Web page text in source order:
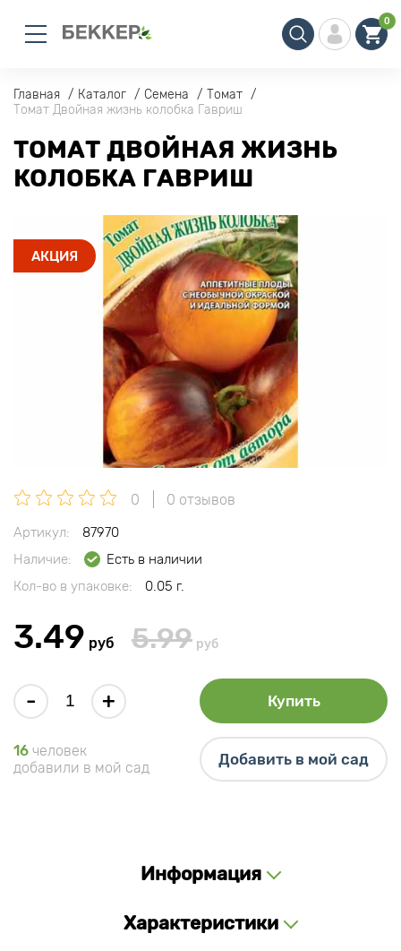
0
Главная Каталог Семена
Томат
Томат Двойная жизнь колобка Гавриш
ТОМАТ ДВОЙНАЯ ЖИЗНЬ
КОЛОБКА ГАВРИШ
АКЦИЯ
0 0 отзывов
Артикул:
87970
Наличие:
Есть в наличии
Кол-во в упаковке:
0.05 г.
3.49 руб 5.99 руб
- + Купить
16 человек
добавили в мой сад
Добавить в мой сад
Информация
Характеристики